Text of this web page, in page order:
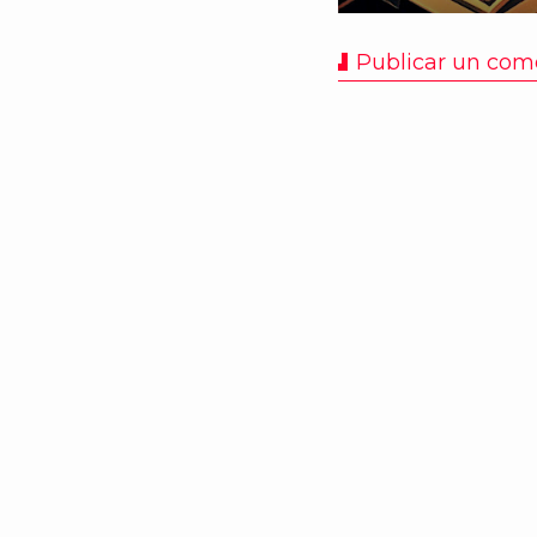
Publicar un